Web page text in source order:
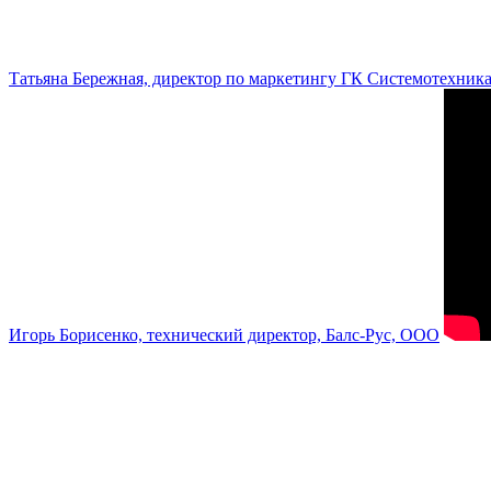
Татьяна Бережная, директор по маркетингу ГК Системотехника
Игорь Борисенко, технический директор, Балс-Рус, ООО